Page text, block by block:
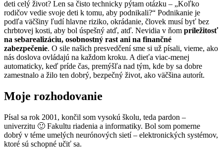
deti celý život? Len sa čisto technicky pýtam otázku – „Koľko
rodičov vedie svoje deti k tomu, aby podnikali?“ Podnikanie je
podľa väčšiny ľudí hlavne riziko, okrádanie, človek musí byť bez
chrbtovej kosti, aby bol úspešný atď, atď. Nevidia v ňom príležitosť
na sebarealizáciu, osobnostný rast ani na finančné
zabezpečenie. O sile našich presvedčení sme si už písali, vieme, ako
nás doslova ovládajú na každom kroku. A dieťa viac-menej
automaticky, keď príde čas, premýšľa nad tým, kde by sa dobre
zamestnalo a žilo ten dobrý, bezpečný život, ako väčšina autorít.
Moje rozhodovanie
Písal sa rok 2001, končil som vysokú školu, teda pardon –
univerzitu 🙂 Fakultu riadenia a informatiky. Bol som pomerne
dobrý v téme umelých neurónových sietí – elektronických systémov,
ktoré sú schopné učiť sa.